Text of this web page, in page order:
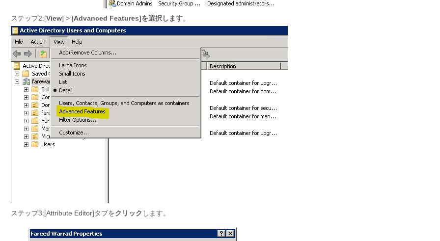
ステップ2:[View] > [Advanced Features]を選択します。
ステップ3:[Attribute Editor]タブをクリック します。